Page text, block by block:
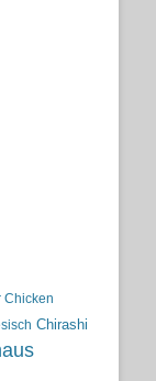
Chicken
Chirashi